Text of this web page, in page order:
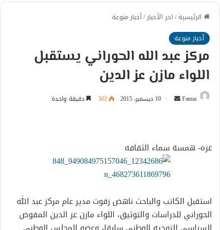
الرئيسية/اخر الأخبار/أخبار منوعة
أخبار منوعة
مركز عبد الله الحوراني يستقبل
اللواء مازن عز الدين
Fatma
أرسل 10 ديسمبر، 2015 502 دقيقة واحدة
غزه- همسة سماء الثقافه
استقبل الكاتب والباحث ناهض زقوت مدير عام مركز عبد الله
الحوراني للدراسات والتوثيق، اللواء مازن عز الدين المفوض